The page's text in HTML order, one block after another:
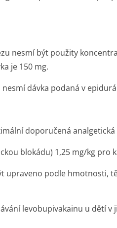
nesmí být použity
je 150 mg.
dávka podaná v
doporučená
blokádu) 1,25 mg/kg pro
upraveno podle hmotnosti,
levobupivakainu u dětí v